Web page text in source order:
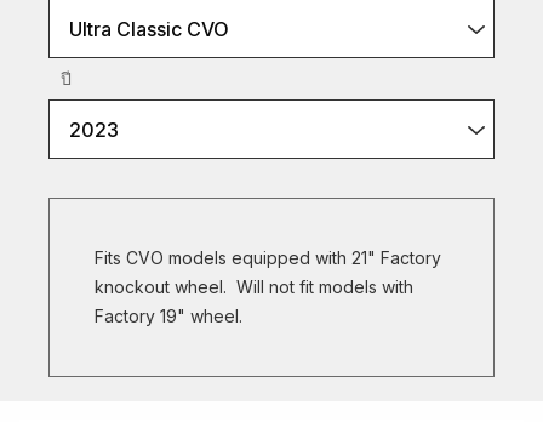
Ultra Classic CVO
ปี
2023
Fits CVO models equipped with 21" Factory
knockout wheel. Will not fit models with
Factory 19" wheel.